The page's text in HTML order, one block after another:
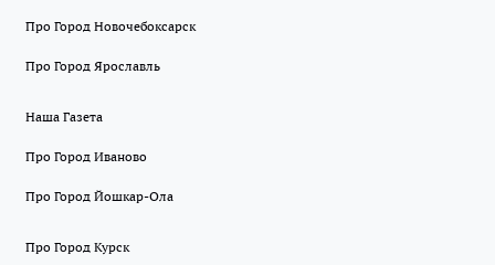
Про Город Новочебоксарск
Про Город Ярославль
Наша Газета
Про Город Иваново
Про Город Йошкар-Ола
Про Город Курск